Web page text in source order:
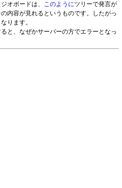
オボードは、 このようにツリーで発言が
内容が見れるというものです。したがっ
ります。
と、なぜかサーバーの方でエラーとなっ